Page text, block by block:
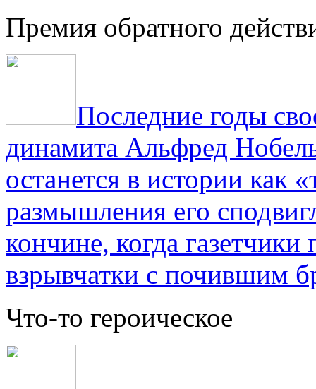
Премия обратного
Последние годы
динамита Альфред
останется в истории как
размышления его
кончине, когда газетчики
взрывчатки с почившим
Что-то героическое